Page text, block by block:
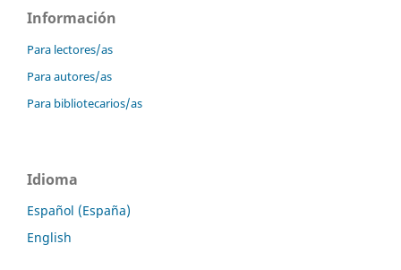
Información
Para lectores/as
Para autores/as
Para bibliotecarios/as
Idioma
Español (España)
English